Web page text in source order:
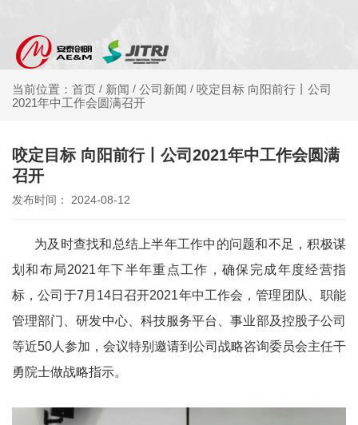
当前位置：首页 / 新闻 / 公司新闻 / 咬定目标 向阳前行丨公司
2021年中工作会圆满召开
咬定目标 向阳前行丨公司2021年中工作会圆满
召开
发布时间： 2024-08-12
为及时查找和总结上半年工作中的问题和不足，积极谋
划和布局2021年下半年重点工作，确保完成年度经营指
标，公司于7月14日召开2021年中工作会，管理团队、职能
管理部门、研发中心、科技服务平台、事业部及控股子公司
等近50人参加，会议特别邀请到公司战略咨询委员会主任干
勇院士做战略指示。